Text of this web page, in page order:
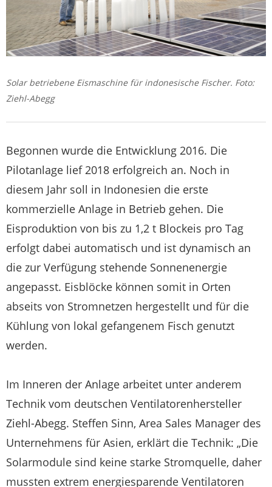
Solar betriebene Eismaschine für indonesische Fischer. Foto:
Ziehl-Abegg
Begonnen wurde die Entwicklung 2016. Die
Pilotanlage lief 2018 erfolgreich an. Noch in
diesem Jahr soll in Indonesien die erste
kommerzielle Anlage in Betrieb gehen. Die
Eisproduktion von bis zu 1,2 t Blockeis pro Tag
erfolgt dabei automatisch und ist dynamisch an
die zur Verfügung stehende Sonnenenergie
angepasst. Eisblöcke können somit in Orten
abseits von Stromnetzen hergestellt und für die
Kühlung von lokal gefangenem Fisch genutzt
werden.
Im Inneren der Anlage arbeitet unter anderem
Technik vom deutschen Ventilatorenhersteller
Ziehl-Abegg. Steffen Sinn, Area Sales Manager des
Unternehmens für Asien, erklärt die Technik: „Die
Solarmodule sind keine starke Stromquelle, daher
mussten extrem energiesparende Ventilatoren